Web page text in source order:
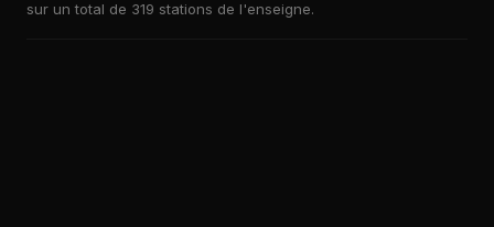
sur un total de 319 stations de l'enseigne.